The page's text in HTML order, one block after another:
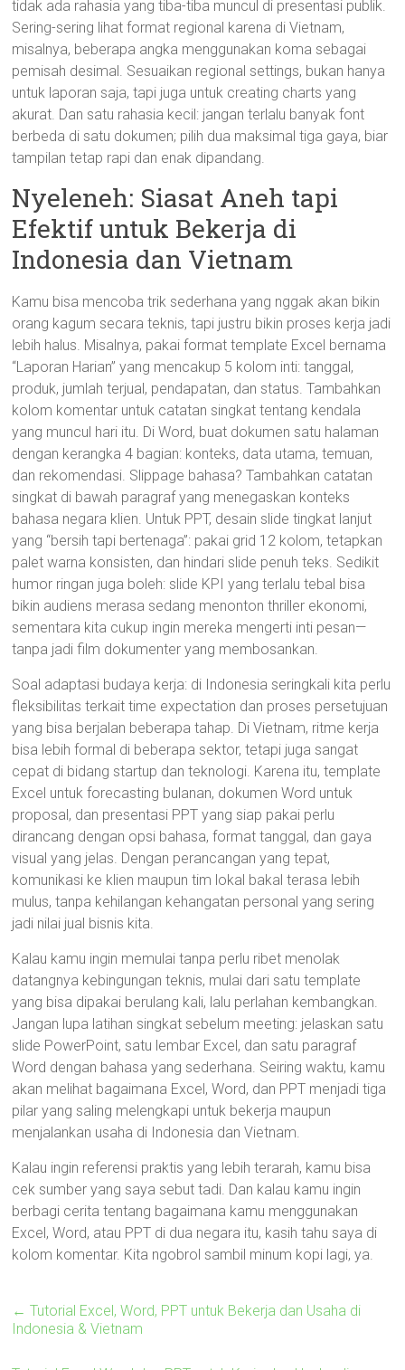
tidak ada rahasia yang tiba-tiba muncul di presentasi publik.
Sering-sering lihat format regional karena di Vietnam,
misalnya, beberapa angka menggunakan koma sebagai
pemisah desimal. Sesuaikan regional settings, bukan hanya
untuk laporan saja, tapi juga untuk creating charts yang
akurat. Dan satu rahasia kecil: jangan terlalu banyak font
berbeda di satu dokumen; pilih dua maksimal tiga gaya, biar
tampilan tetap rapi dan enak dipandang.
Nyeleneh: Siasat Aneh tapi
Efektif untuk Bekerja di
Indonesia dan Vietnam
Kamu bisa mencoba trik sederhana yang nggak akan bikin
orang kagum secara teknis, tapi justru bikin proses kerja jadi
lebih halus. Misalnya, pakai format template Excel bernama
“Laporan Harian” yang mencakup 5 kolom inti: tanggal,
produk, jumlah terjual, pendapatan, dan status. Tambahkan
kolom komentar untuk catatan singkat tentang kendala
yang muncul hari itu. Di Word, buat dokumen satu halaman
dengan kerangka 4 bagian: konteks, data utama, temuan,
dan rekomendasi. Slippage bahasa? Tambahkan catatan
singkat di bawah paragraf yang menegaskan konteks
bahasa negara klien. Untuk PPT, desain slide tingkat lanjut
yang “bersih tapi bertenaga”: pakai grid 12 kolom, tetapkan
palet warna konsisten, dan hindari slide penuh teks. Sedikit
humor ringan juga boleh: slide KPI yang terlalu tebal bisa
bikin audiens merasa sedang menonton thriller ekonomi,
sementara kita cukup ingin mereka mengerti inti pesan—
tanpa jadi film dokumenter yang membosankan.
Soal adaptasi budaya kerja: di Indonesia seringkali kita perlu
fleksibilitas terkait time expectation dan proses persetujuan
yang bisa berjalan beberapa tahap. Di Vietnam, ritme kerja
bisa lebih formal di beberapa sektor, tetapi juga sangat
cepat di bidang startup dan teknologi. Karena itu, template
Excel untuk forecasting bulanan, dokumen Word untuk
proposal, dan presentasi PPT yang siap pakai perlu
dirancang dengan opsi bahasa, format tanggal, dan gaya
visual yang jelas. Dengan perancangan yang tepat,
komunikasi ke klien maupun tim lokal bakal terasa lebih
mulus, tanpa kehilangan kehangatan personal yang sering
jadi nilai jual bisnis kita.
Kalau kamu ingin memulai tanpa perlu ribet menolak
datangnya kebingungan teknis, mulai dari satu template
yang bisa dipakai berulang kali, lalu perlahan kembangkan.
Jangan lupa latihan singkat sebelum meeting: jelaskan satu
slide PowerPoint, satu lembar Excel, dan satu paragraf
Word dengan bahasa yang sederhana. Seiring waktu, kamu
akan melihat bagaimana Excel, Word, dan PPT menjadi tiga
pilar yang saling melengkapi untuk bekerja maupun
menjalankan usaha di Indonesia dan Vietnam.
Kalau ingin referensi praktis yang lebih terarah, kamu bisa
cek sumber yang saya sebut tadi. Dan kalau kamu ingin
berbagi cerita tentang bagaimana kamu menggunakan
Excel, Word, atau PPT di dua negara itu, kasih tahu saya di
kolom komentar. Kita ngobrol sambil minum kopi lagi, ya.
← Tutorial Excel, Word, PPT untuk Bekerja dan Usaha di
Indonesia & Vietnam